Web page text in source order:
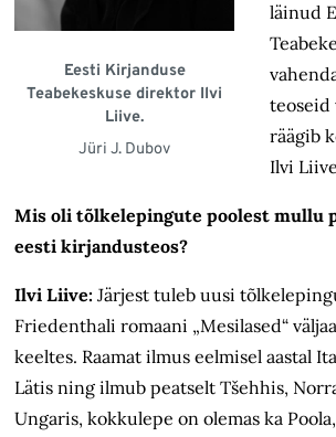
Eesti Kirjanduse
Teabekeskuse direktor Ilvi
Liive.
Jüri J. Dubov
läinud
teoseid
räägib
Ilvi
Mis oli tõlkelepingute poolest mullu
eesti kirjandusteos?
Ilvi Liive: Järjest tuleb uusi
Friedenthali romaani „Mesilased“
keeltes. Raamat ilmus eelmisel aastal
Lätis ning ilmub peatselt Tšehhis,
Ungaris, kokkulepe on olemas ka